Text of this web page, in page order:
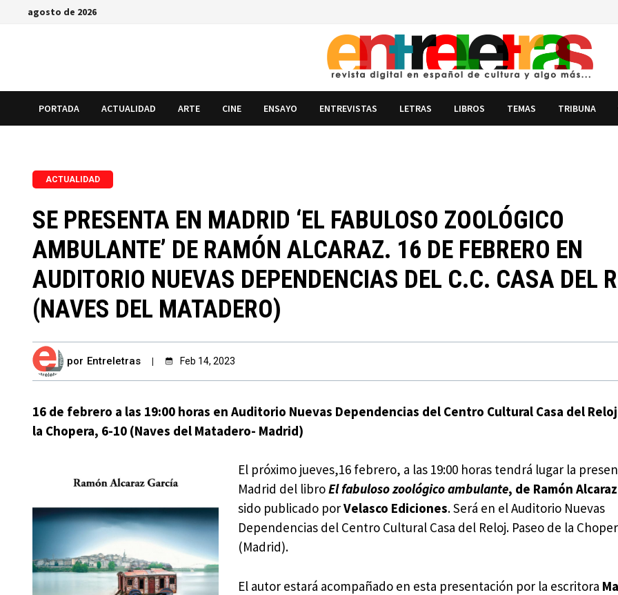
Saltaragosto de 2026
PORTADA ACTUALIDAD ARTE CINE ENSAYO ENTREVISTAS LETRAS LIBROS TEMAS TRIBUNA
ACTUALIDAD
SE PRESENTA EN MADRID ‘EL FABULOSO ZOOLÓGICO
AMBULANTE’ DE RAMÓN ALCARAZ. 16 DE FEBRERO EN
AUDITORIO NUEVAS DEPENDENCIAS DEL C.C. CASA DEL
(NAVES DEL MATADERO)
por Entreletras Feb 14, 2023
16 de febrero a las 19:00 horas en Auditorio Nuevas Dependencias del Centro Cultural Casa del
la Chopera, 6-10 (Naves del Matadero- Madrid)
El próximo jueves,16 febrero, a las 19:00 horas tendrá lugar la
Madrid del libroEl fabuloso zoológico ambulante, de Ramón Alcaraz
sido publicado porVelasco Ediciones. Será en el Auditorio Nuevas
Dependencias del Centro Cultural Casa del Reloj. Paseo de la
(Madrid).
El autor estará acompañado en esta presentación por la escritora